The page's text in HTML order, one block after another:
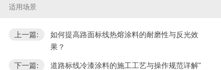
适用场景
上一篇:
如何提高路面标线热熔涂料的耐磨性与反光效
果？
下一篇: 道路标线冷漆涂料的施工工艺与操作规范详解"